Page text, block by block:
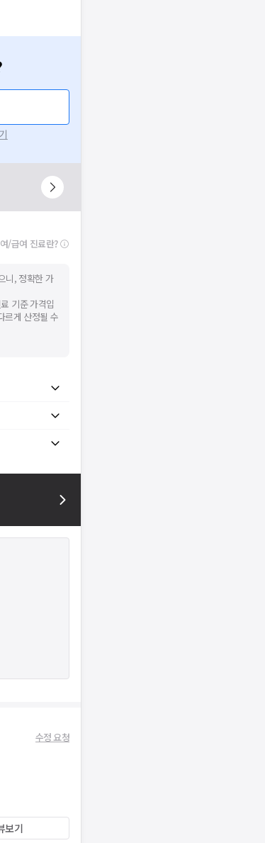
/급여 진료란?
니, 정확한 가
기준 가격입
르게 산정될 수
수정 요청
보기